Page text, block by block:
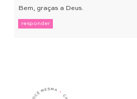
Bem, graças a Deus.
responder